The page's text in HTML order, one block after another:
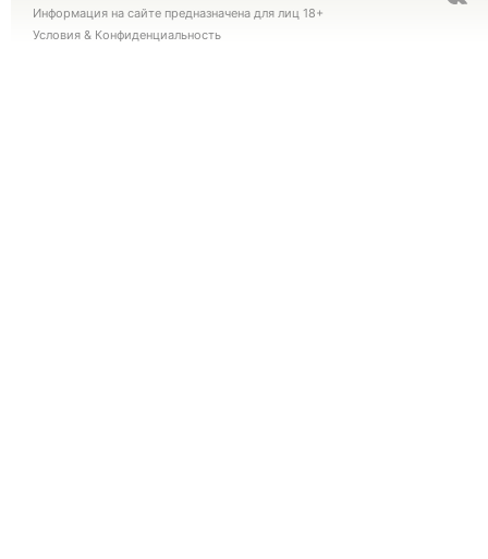
Информация на сайте предназначена для лиц 18+
Условия & Конфиденциальность